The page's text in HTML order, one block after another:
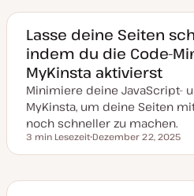
u
a
k
t
u
a
l
i
i
e
r
t
Lasse deine Seiten
indem du die Code-
MyKinsta aktivierst
Minimiere deine JavaScript-
MyKinsta, um deine Seiten
noch schneller zu machen.
Lesezeit
3 min Lesezeit
a
u
Dezember 22, 2025